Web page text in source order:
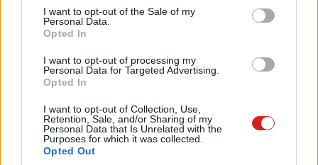
consent section.
I want to opt-out of the Sale of my
Personal Data.
Opted In
I want to opt-out of processing my
Personal Data for Targeted Advertising.
Opted In
I want to opt-out of Collection, Use,
Retention, Sale, and/or Sharing of my
Personal Data that Is Unrelated with the
Purposes for which it was collected.
Opted Out
4 és egy 8 km-es egészségügyi tanösvény nyílt
Balatonalmádiban.